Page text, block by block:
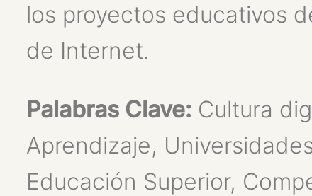
los proyectos educativos
de Internet.
Palabras Clave: Cultura
Aprendizaje,
Educación Superior,